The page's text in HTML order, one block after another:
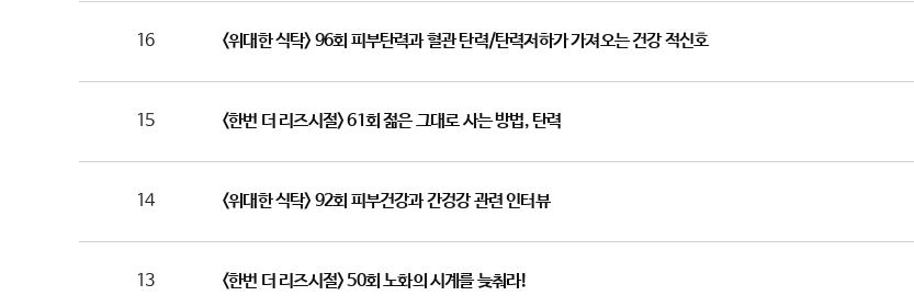
16 <위대한 식탁> 96회 피부탄력과 혈관 탄력/탄력저하가 가져오는 건강 적신호
15 <한번 더 리즈시절> 61회 젊은 그대로 사는 방법, 탄력
14 <위대한 식탁> 92회 피부건강과 간겅강 관련 인터뷰
13 <한번 더 리즈시절> 50회 노화의 시계를 늦춰라!